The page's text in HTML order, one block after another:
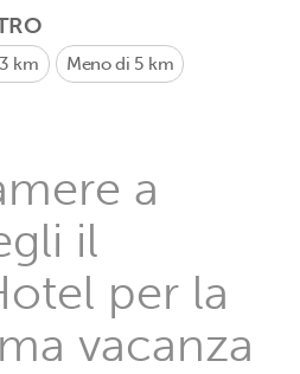
km Meno di 5 km
a
il
per la
vacanza